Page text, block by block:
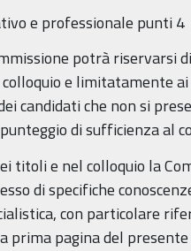
e professionale punti 4
potrà riservarsi
e limitatamente
candidati che non si
di sufficienza al
titoli e nel colloquio la
di specifiche
con particolare
prima pagina del presente